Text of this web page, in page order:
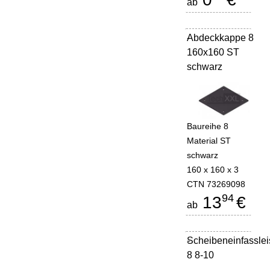
ab
Abdeckkappe 8
160x160 ST
schwarz
-
Baureihe 8
Material ST
schwarz
160 x 160 x 3
CTN 73269098
ab 1394 €
8 8-10
-